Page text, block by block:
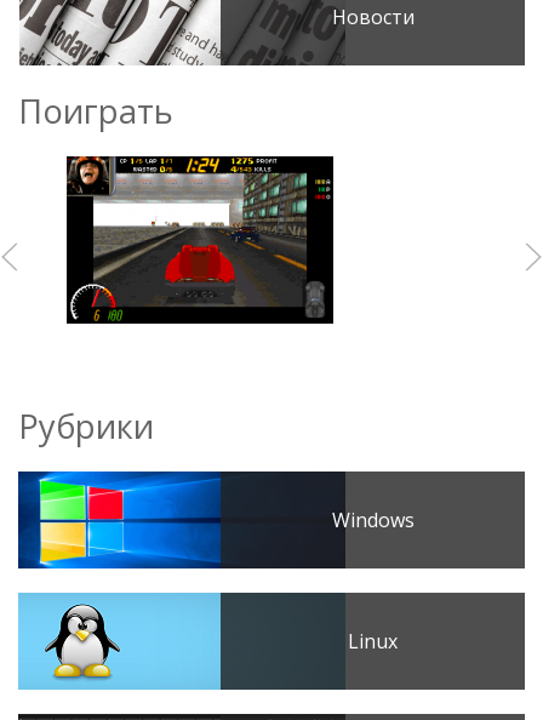
Новости
Поиграть
Рубрики
Windows
Linux